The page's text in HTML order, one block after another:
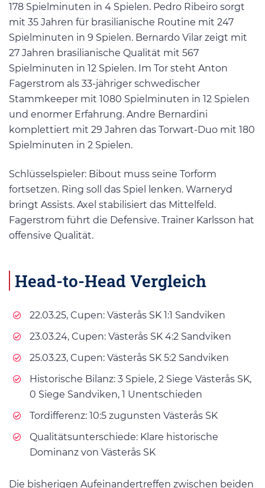
178 Spielminuten in 4 Spielen. Pedro Ribeiro sorgt
mit 35 Jahren für brasilianische Routine mit 247
Spielminuten in 9 Spielen. Bernardo Vilar zeigt mit
27 Jahren brasilianische Qualität mit 567
Spielminuten in 12 Spielen. Im Tor steht Anton
Fagerstrom als 33-jähriger schwedischer
Stammkeeper mit 1080 Spielminuten in 12 Spielen
und enormer Erfahrung. Andre Bernardini
komplettiert mit 29 Jahren das Torwart-Duo mit 180
Spielminuten in 2 Spielen.
Schlüsselspieler: Bibout muss seine Torform
fortsetzen. Ring soll das Spiel lenken. Warneryd
bringt Assists. Axel stabilisiert das Mittelfeld.
Fagerstrom führt die Defensive. Trainer Karlsson hat
offensive Qualität.
Head-to-Head Vergleich
22.03.25, Cupen: Västerås SK 1:1 Sandviken
23.03.24, Cupen: Västerås SK 4:2 Sandviken
25.03.23, Cupen: Västerås SK 5:2 Sandviken
Historische Bilanz: 3 Spiele, 2 Siege Västerås SK,
0 Siege Sandviken, 1 Unentschieden
Tordifferenz: 10:5 zugunsten Västerås SK
Qualitätsunterschiede: Klare historische
Dominanz von Västerås SK
Die bisherigen Aufeinandertreffen zwischen beiden